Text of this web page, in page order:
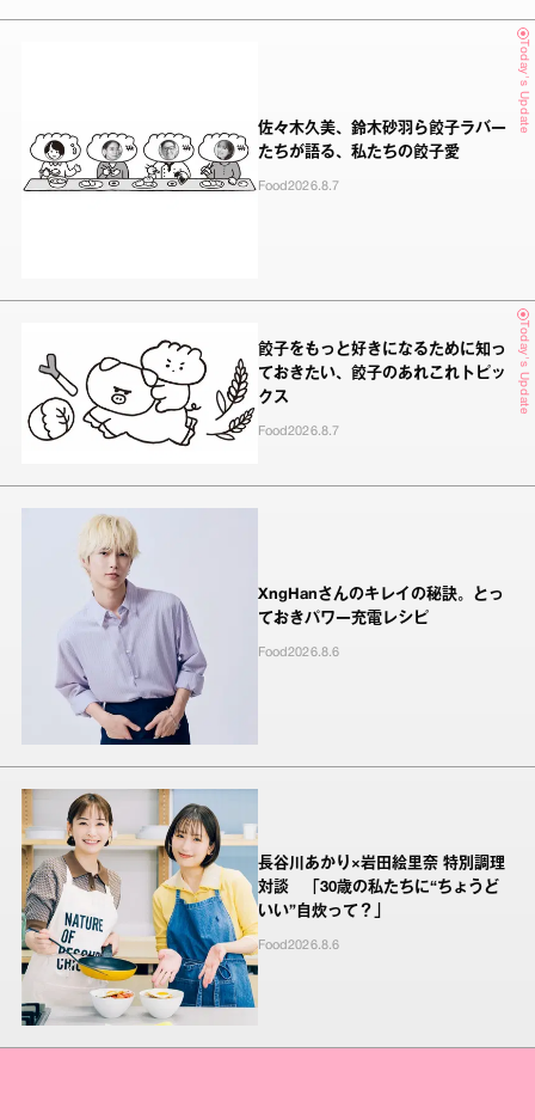
Today's Update
佐々木久美、鈴木砂羽ら餃子ラバー
たちが語る、私たちの餃子愛
Food2026.8.7
Today's Update
餃子をもっと好きになるために知っ
ておきたい、餃子のあれこれトピッ
クス
Food2026.8.7
XngHanさんのキレイの秘訣。とっ
ておきパワー充電レシピ
Food2026.8.6
長谷川あかり×岩田絵里奈 特別調理
対談 「30歳の私たちに“ちょうど
いい”自炊って？」
Food2026.8.6